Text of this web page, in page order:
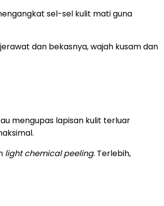
sel-sel kulit mati guna
dan bekasnya, wajah kusam dan
mengupas lapisan kulit terluar
light chemical peeling. Terlebih,